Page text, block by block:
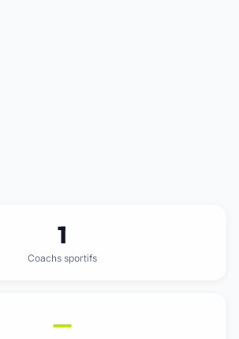
1
Coachs sportifs
—